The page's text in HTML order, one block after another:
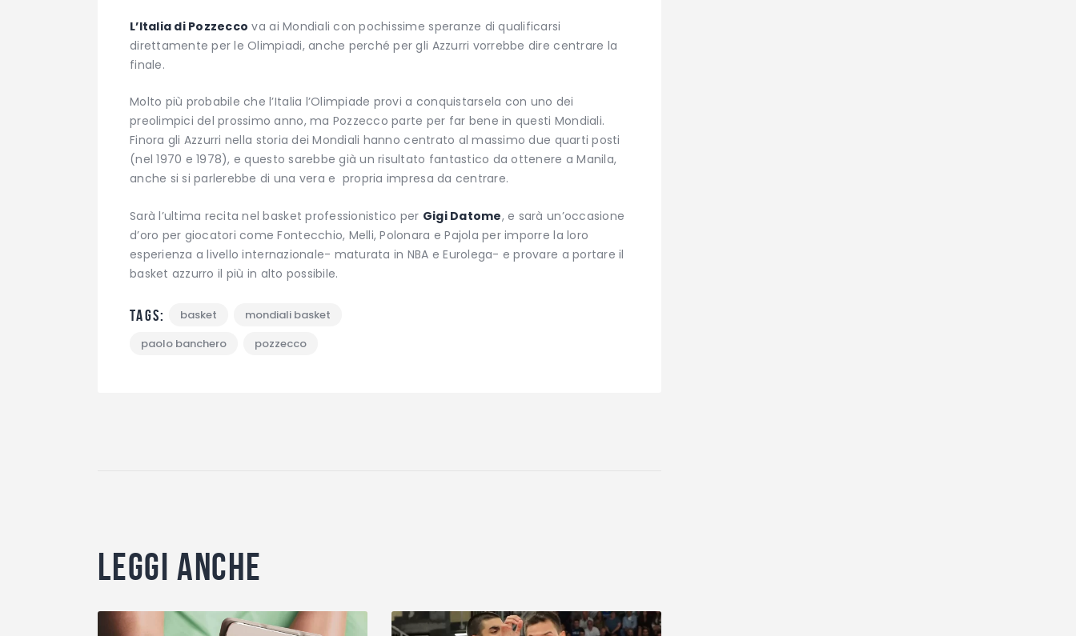
L’Italia di Pozzecco va ai Mondiali con pochissime speranze di qualificarsi
direttamente per le Olimpiadi, anche perché per gli Azzurri vorrebbe dire centrare la
finale.
Molto più probabile che l’Italia l’Olimpiade provi a conquistarsela con uno dei
preolimpici del prossimo anno, ma Pozzecco parte per far bene in questi Mondiali.
Finora gli Azzurri nella storia dei Mondiali hanno centrato al massimo due quarti posti
(nel 1970 e 1978), e questo sarebbe già un risultato fantastico da ottenere a Manila,
anche si si parlerebbe di una vera e propria impresa da centrare.
Sarà l’ultima recita nel basket professionistico per Gigi Datome, e sarà un’occasione
d’oro per giocatori come Fontecchio, Melli, Polonara e Pajola per imporre la loro
esperienza a livello internazionale- maturata in NBA e Eurolega- e provare a portare il
basket azzurro il più in alto possibile.
Tags: basket
mondiali basket
paolo banchero
pozzecco
Leggi anche